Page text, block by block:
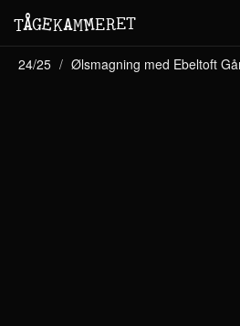
TÅGEKAMMERET
24/25 Ølsmagning med Ebeltoft